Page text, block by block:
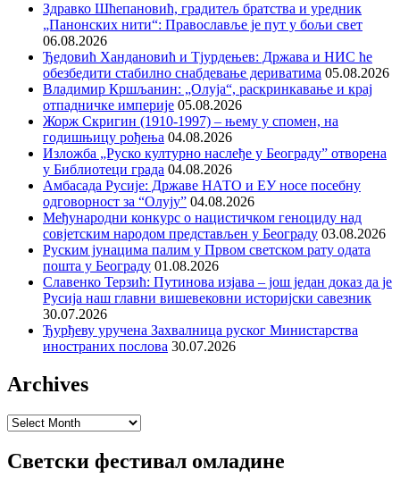
Здравко Шћепановић, градитељ братства и уредник
„Панонских нити“: Православље је пут у бољи свет
06.08.2026
Ђедовић Хандановић и Тјурдењев: Држава и НИС ће
обезбедити стабилно снабдевање дериватима 05.08.2026
Владимир Кршљанин: „Олуја“, раскринкавање и крај
отпадничке империје 05.08.2026
Жорж Скригин (1910-1997) – њему у спомен, на
годишњицу рођења 04.08.2026
Изложба „Руско културно наслеђе у Београду” отворена
у Библиотеци града 04.08.2026
Амбасада Русије: Државе НАТО и ЕУ носе посебну
одговорност за “Олују” 04.08.2026
Међународни конкурс о нацистичком геноциду над
совјетским народом представљен у Београду 03.08.2026
Руским јунацима палим у Првом светском рату одата
пошта у Београду 01.08.2026
Славенко Терзић: Путинова изјава – још један доказ да је
Русија наш главни вишевековни историјски савезник
30.07.2026
Ђурђеву уручена Захвалница руског Министарства
иностраних послова 30.07.2026
Archives
Archives
Светски фестивал омладине